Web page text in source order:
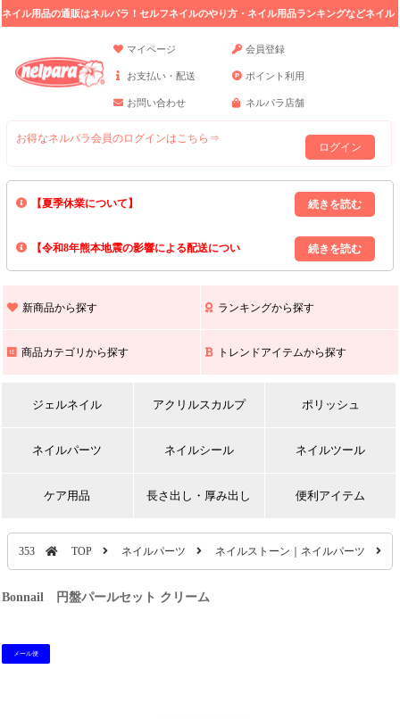
ネイル用品の通販はネルパラ！セルフネイルのやり方・ネイル用品ランキングなどネイル
マイページ
会員登録
お支払い・配送 ポイント利用
お問い合わせ ネルパラ店舗
お得なネルパラ会員のログインはこちら⇒
ログイン
【夏季休業について】
8/13(木)～8/16(日)の間｢出荷業務・お問い合わせ業務｣はお休みいたしま
上記期間中のご注文・お問い合わせは8/17(月)以降の対応となりますので
【令和8年熊本地震の影響による配送につい
また､ 九州全域でお荷物のお届けに遅延が生じております｡
新商品から探す ランキングから探す
商品カテゴリから探す トレンドアイテムから探す
ジェルネイル アクリルスカルプ ポリッシュ
ネイルパーツ ネイルシール ネイルツール
ケア用品 長さ出し・厚み出し 便利アイテム
353 TOP ネイルパーツ ネイルストーン｜ネイルパーツ
Bonnail 円盤パールセット クリーム
メール便